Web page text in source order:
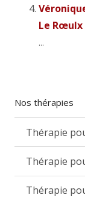
Le Rœulx
...
Nos thérapies
Thérapie
Thérapie
Thérapie